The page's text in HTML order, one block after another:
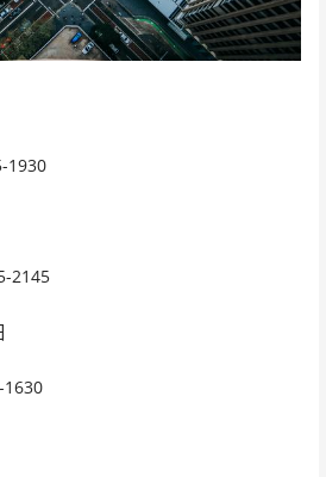
1930
2145
1630